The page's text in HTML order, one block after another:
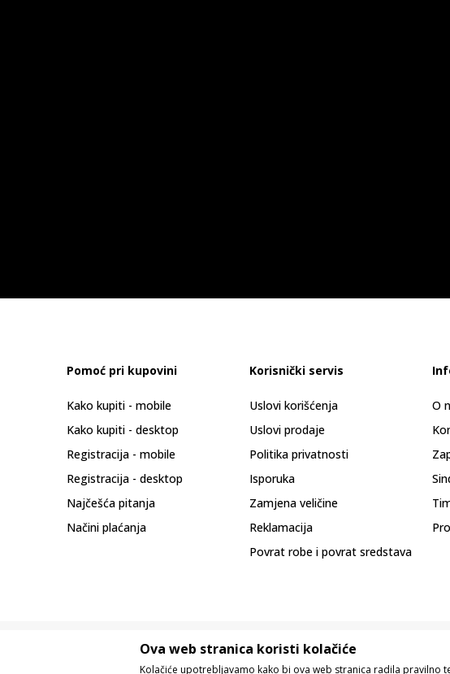
Pomoć pri kupovini
Kako kupiti - mobile
Kako kupiti - desktop
Registracija - mobile
Registracija - desktop
Najčešća pitanja
Načini plaćanja
Korisnički servis
Uslovi korišćenja
Uslovi prodaje
Politika privatnosti
Isporuka
Zamjena veličine
Reklamacija
Povrat robe i povrat sredstava
O
Ova web stranica koristi kolačiće
Kolačiće upotrebljavamo kako bi ova web stranica radila pravilno